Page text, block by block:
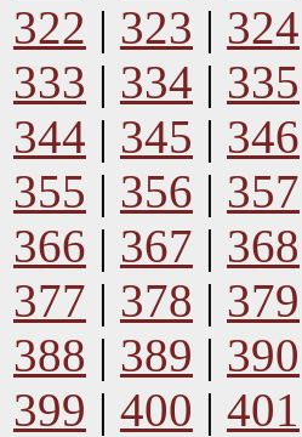
322 | 323 | 324
333 | 334 | 335
344 | 345 | 346
355 | 356 | 357
366 | 367 | 368
377 | 378 | 379
388 | 389 | 390
399 | 400 | 401